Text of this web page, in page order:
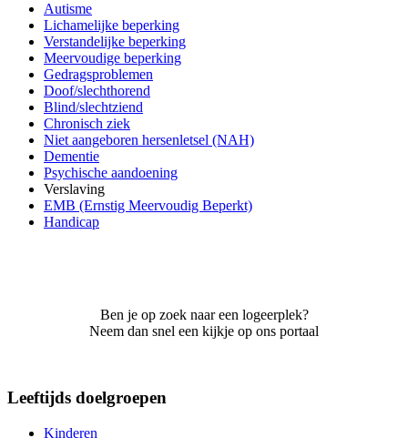
Autisme
Lichamelijke beperking
Verstandelijke beperking
Meervoudige beperking
Gedragsproblemen
Doof/slechthorend
Blind/slechtziend
Chronisch ziek
Niet aangeboren hersenletsel (NAH)
Dementie
Psychische aandoening
Verslaving
EMB (Ernstig Meervoudig Beperkt)
Handicap
Ben je op zoek naar een logeerplek?
Neem dan snel een kijkje op ons portaal
Leeftijds doelgroepen
Kinderen